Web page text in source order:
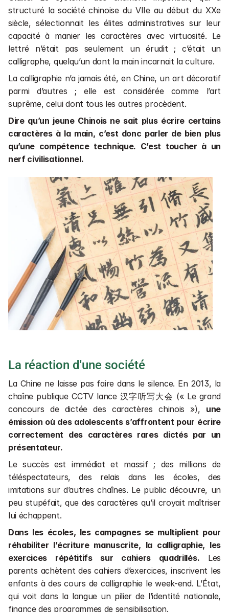
structuré la société chinoise du VIIe au début du XXe
siècle, sélectionnait les élites administratives sur leur
capacité à manier les caractères avec virtuosité. Le
lettré n’était pas seulement un érudit ; c’était un
calligraphe, quelqu’un dont la main incarnait la culture.
La calligraphie n’a jamais été, en Chine, un art décoratif
parmi d’autres ; elle est considérée comme l’art
suprême, celui dont tous les autres procèdent.
Dire qu’un jeune Chinois ne sait plus écrire certains
caractères à la main, c’est donc parler de bien plus
qu’une compétence technique. C’est toucher à un
nerf civilisationnel.
La réaction d'une société
La Chine ne laisse pas faire dans le silence. En 2013, la
chaîne publique CCTV lance 汉字听写大会 (« Le grand
concours de dictée des caractères chinois »), une
émission où des adolescents s’affrontent pour écrire
correctement des caractères rares dictés par un
présentateur.
Le succès est immédiat et massif ; des millions de
téléspectateurs, des relais dans les écoles, des
imitations sur d’autres chaînes. Le public découvre, un
peu stupéfait, que des caractères qu’il croyait maîtriser
lui échappent.
Dans les écoles, les campagnes se multiplient pour
réhabiliter l’écriture manuscrite, la calligraphie, les
exercices répétitifs sur cahiers quadrillés. Les
parents achètent des cahiers d’exercices, inscrivent les
enfants à des cours de calligraphie le week-end. L’État,
qui voit dans la langue un pilier de l’identité nationale,
finance des programmes de sensibilisation.